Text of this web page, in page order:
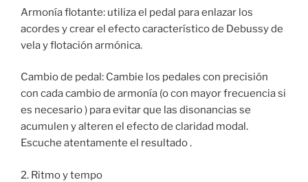
Armonía flotante: utiliza el pedal para enlazar los
acordes y crear el efecto característico de Debussy de
vela y flotación armónica.
Cambio de pedal: Cambie los pedales con precisión
con cada cambio de armonía (o con mayor frecuencia si
es necesario ) para evitar que las disonancias se
acumulen y alteren el efecto de claridad modal.
Escuche atentamente el resultado .
2. Ritmo y tempo